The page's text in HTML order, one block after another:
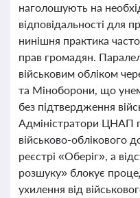
наголошують на
відповідальності для
нинішня практика
прав громадян.
військовим обліком
та Міноборони, що
без підтвердження
Адміністратори ЦНАП
військово-облікового
реєстрі «Оберіг», а
розшуку» блокує
ухилення від